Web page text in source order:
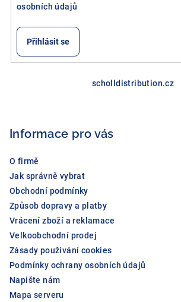
osobních údajů
Přihlásit se
scholldistribution.cz
Informace pro vás
O firmě
Jak správně vybrat
Obchodní podmínky
Způsob dopravy a platby
Vrácení zboží a reklamace
Velkoobchodní prodej
Zásady používání cookies
Podmínky ochrany osobních údajů
Napište nám
Mapa serveru